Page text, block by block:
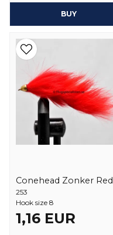
BUY
Conehead Zonker Red
253
Hook size 8
1,16 EUR